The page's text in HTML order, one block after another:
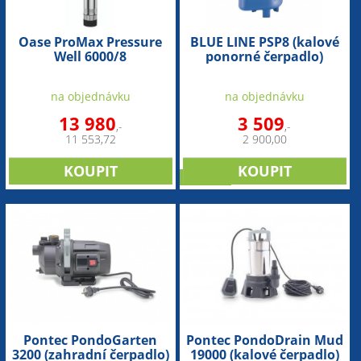
Oase ProMax Pressure
Well 6000/8
na objednávku
13 980,-
11 553,72
BLUE LINE PSP8 (kalové
ponorné čerpadlo)
na objednávku
3 509,-
2 900,00
Pontec PondoGarten
3200 (zahradní čerpadlo)
Pontec PondoDrain Mud
19000 (kalové čerpadlo)